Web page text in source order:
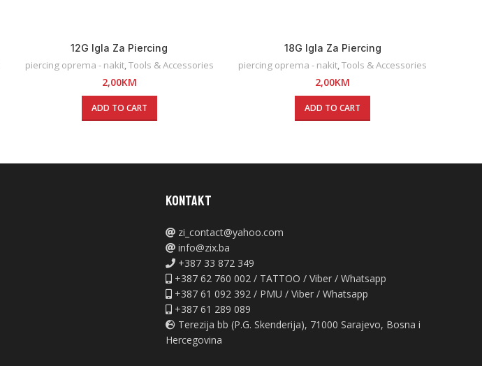
12G Igla Za Piercing
piercing oprema - nakit,Tools & Accessories
2,00KM
ADD TO CART
18G Igla Za Piercing
piercing oprema - nakit,Tools & Accessories
2,00KM
ADD TO CART
KONTAKT
zi_contact@yahoo.com
info@zix.ba
+387 33 872 349
+387 62 760 002 / TATTOO / Viber / Whatsapp
+387 61 092 392 / PMU / Viber / Whatsapp
+387 61 289 089
Terezija bb (P.G. Skenderija), 71000 Sarajevo, Bosna i
Hercegovina